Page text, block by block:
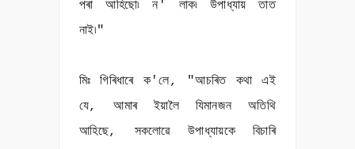
পৰা আহিছো৷ ন' লাক৷ উপাধ্যায় তাত
নাই৷"
মিঃ গিৰিধাৰে ক'লে, "আচৰিত কথা এই
যে, আমাৰ ইয়ালৈ যিমানজন অতিথি
আহিছে, সকলোৱে উপাধ্যায়কে বিচাৰি